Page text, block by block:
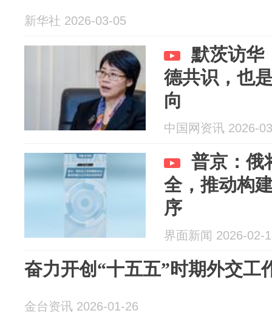
新华社 2026-03-05
默茨访华
德共识，也
向
中国网资讯 2026-
普京：俄
全，推动构
序
界面新闻 2026-02-
奋力开创“十五五”时期外交工
金台资讯 2026-01-26